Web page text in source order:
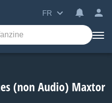
FR
(non Audio) Maxtor